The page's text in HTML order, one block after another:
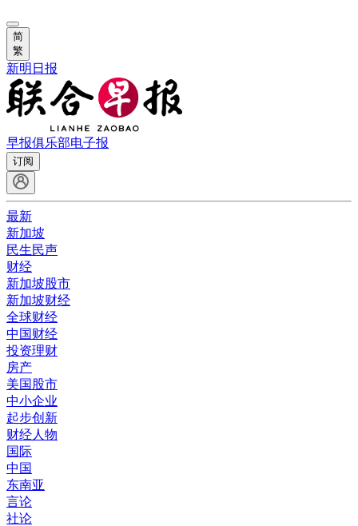
简
繁
新明日报
早报俱乐部电子报
订阅
最新
新加坡
民生民声
财经
新加坡股市
新加坡财经
全球财经
中国财经
投资理财
房产
美国股市
中小企业
起步创新
财经人物
国际
中国
东南亚
言论
社论